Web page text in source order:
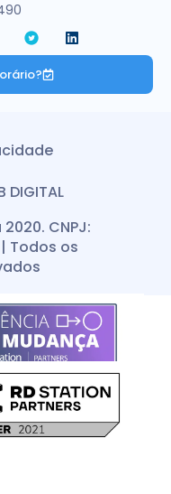
DIGITAL
CNPJ:
| Todos os